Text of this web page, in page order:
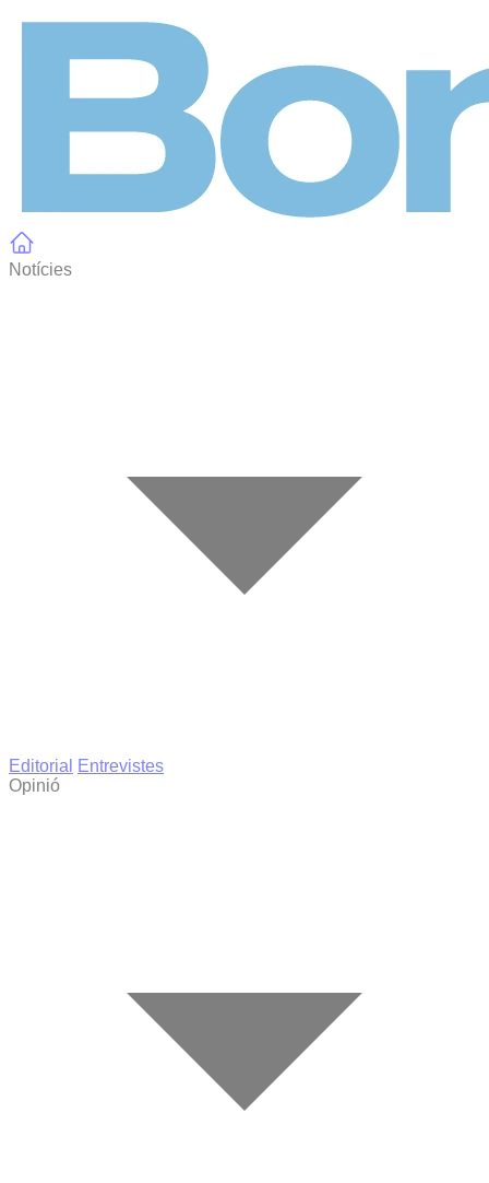
Notícies
Editorial
Entrevistes
Opinió